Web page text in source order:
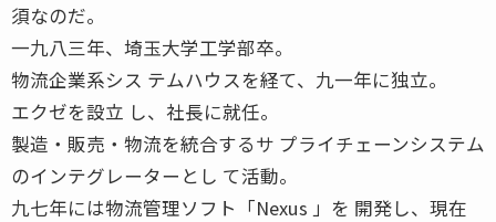
須なのだ。
一九八三年、埼玉大学工学部卒。
物流企業系シス テムハウスを経て、九一年に独立。
エクゼを設立 し、社長に就任。
製造・販売・物流を統合するサ プライチェーンシステム
のインテグレーターとし て活動。
九七年には物流管理ソフト「Nexus 」を 開発し、現在